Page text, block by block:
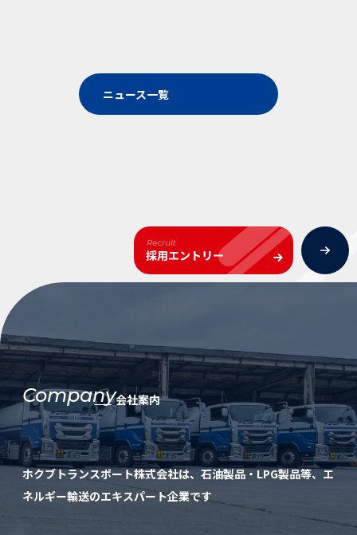
ニュース一覧
Company会社案内
ホクブトランスポート株式会社は、石油製品・LPG製品等、エ
ネルギー輸送のエキスパート企業です